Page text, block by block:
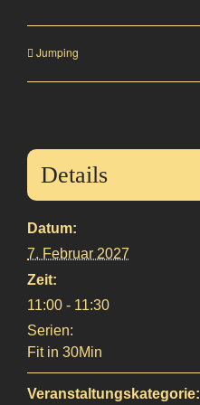
Jumping
Details
Datum:
7. Februar 2027
Zeit:
11:00 - 11:30
Serien:
Fit in 30Min
Veranstaltungskategorie: